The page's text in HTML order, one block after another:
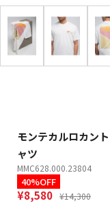
モンテカルロカン
ャツ
MMC628.000.23804
40%OFF
¥8,580 ¥14,300